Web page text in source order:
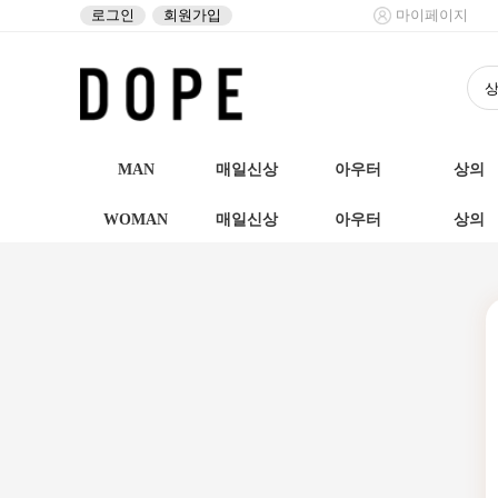
로그인 회원가입 마이페이지
MAN 매일신상 아우터 상의
WOMAN 매일신상 아우터 상의